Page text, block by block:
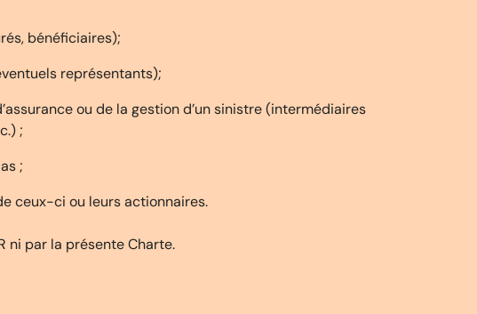
bénéficiaires);
représentants);
ou de la gestion d’un sinistre (intermédiaires
;
;
ceux-ci ou leurs actionnaires.
ni par la présente Charte.